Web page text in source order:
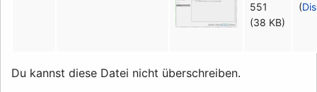
551
(38 KB)
(
Du kannst diese Datei nicht überschreiben.